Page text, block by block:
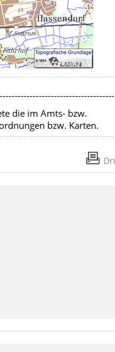
Bildrechte:NLWKN
die im Amts- bzw.
bzw. Karten.